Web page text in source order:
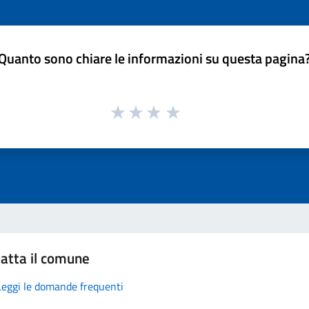
sono chiare le informazioni su questa
il comune
le domande frequenti